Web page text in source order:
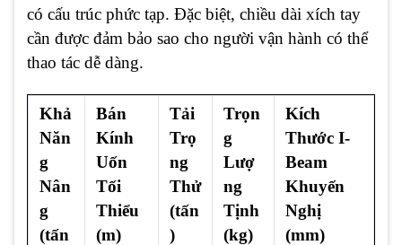
có cấu trúc phức tạp. Đặc biệt, chiều dài xích tay
cần được đảm bảo sao cho người vận hành có thể
thao tác dễ dàng.
Khả
Năn
g
Nân
g
(tấn
Bán
Kính
Uốn
Tối
Thiểu
(m)
Tải
Trọ
ng
Thử
(tấn
)
Trọn
g
Lượ
ng
Tịnh
(kg)
Kích
Thước I-
Beam
Khuyến
Nghị
(mm)